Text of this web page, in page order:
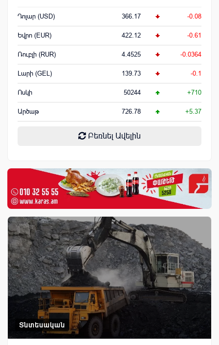
Դոլար (USD) 366.17 -0.08
Եվրո (EUR) 422.12 -0.61
Ռուբլի (RUR) 4.4525 -0.0364
Լարի (GEL) 139.73 -0.1
Ոսկի 50244 +710
Արծաթ 726.78 +5.37
Բեռնել Ավելին
Տնտեսական